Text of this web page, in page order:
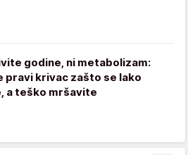
godine, ni metabolizam:
pravi krivac zašto se lako
a teško mršavite